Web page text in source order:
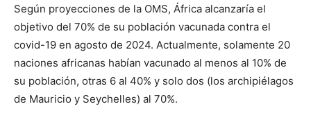
Según proyecciones de la OMS, África alcanzaría el
objetivo del 70% de su población vacunada contra el
covid-19 en agosto de 2024. Actualmente, solamente 20
naciones africanas habían vacunado al menos al 10% de
su población, otras 6 al 40% y solo dos (los archipiélagos
de Mauricio y Seychelles) al 70%.